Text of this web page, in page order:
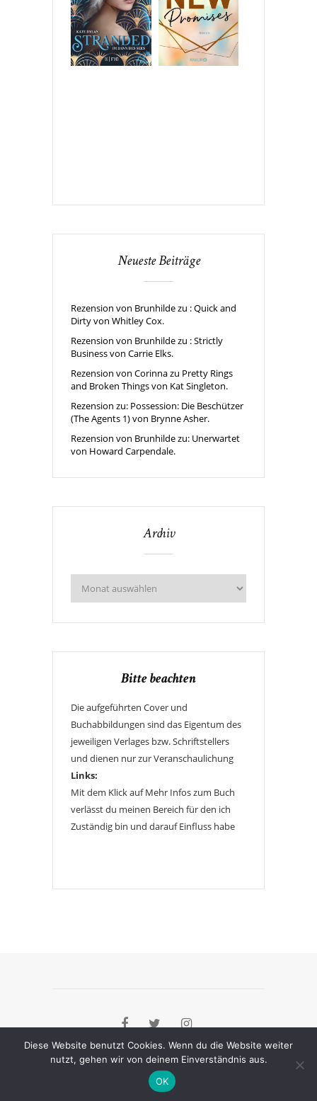
Neueste Beiträge
Rezension von Brunhilde zu : Quick and
Dirty von Whitley Cox.
Rezension von Brunhilde zu : Strictly
Business von Carrie Elks.
Rezension von Corinna zu Pretty Rings
and Broken Things von Kat Singleton.
Rezension zu: Possession: Die Beschützer
(The Agents 1) von Brynne Asher.
Rezension von Brunhilde zu: Unerwartet
von Howard Carpendale.
Archiv
Bitte beachten
Die aufgeführten Cover und
Buchabbildungen sind das Eigentum des
jeweiligen Verlages bzw. Schriftstellers
und dienen nur zur Veranschaulichung
Links:
Mit dem Klick auf Mehr Infos zum Buch
verlässt du meinen Bereich für den ich
Zuständig bin und darauf Einfluss habe
[instagram-feed]
Diese Website benutzt Cookies. Wenn du die Website weiter
nutzt, gehen wir von deinem Einverständnis aus.
OK